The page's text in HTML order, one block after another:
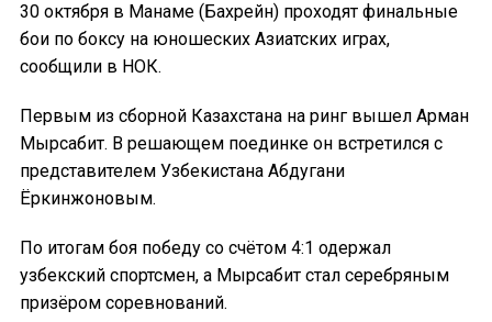
30 октября в Манаме (Бахрейн) проходят финальные
бои по боксу на юношеских Азиатских играх,
сообщили в НОК.
Первым из сборной Казахстана на ринг вышел Арман
Мырсабит. В решающем поединке он встретился с
представителем Узбекистана Абдугани
Ёркинжоновым.
По итогам боя победу со счётом 4:1 одержал
узбекский спортсмен, а Мырсабит стал серебряным
призёром соревнований.